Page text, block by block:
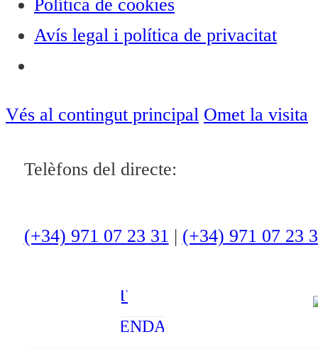
Política de cookies
Avís legal i política de privacitat
Vés al contingut principal Omet la visita
Telèfons del directe:
(+34) 971 07 23 31 | (+34) 971 07 23
ACTUALITAT
OCI
ENTREVISTES
AMBIENT
AGENDA